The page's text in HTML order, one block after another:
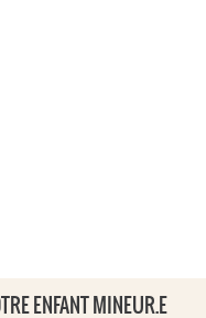
ENFANT MINEUR.E